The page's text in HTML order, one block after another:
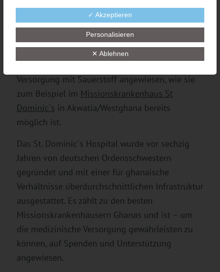
Lungen- und Herzpatienten,
Neugeborene mit
Sauerstoffmangel, sowie an
Covid 19 erkrankte Patienten:
Versorgung mit Sauerstoff angewiesen, wie sie
zum Beispiel im Missionskrankenhaus St
Dominic`s in Akwatia/Westghana bereits
möglich ist.
Das St. Dominic`s Hospital wurde vor sechzig
Jahren von deutschen Ordensschwestern
gegründet und mit einer für ghanaische
Verhältnisse überdurchschnittlichen Infrastruktur
ausgestattet. Es zählt zu den besten
Missionskrankenhäusern Ghanas und ist – um
die medizinische Versorgung gewährleisten zu
können, auf Spenden und Unterstützung
angewiesen.
✓ Akzeptieren
Personalisieren
✕ Ablehnen